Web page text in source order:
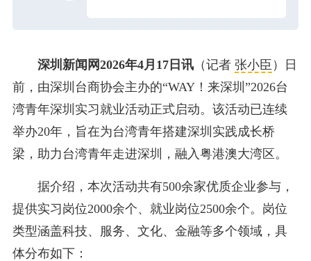
深圳新闻网2026年4月17日讯（记者 张小臣 ）日
前，由深圳台商协会主办的“WAY！来深圳”2026台
湾青年深圳实习就业活动正式启动。该活动已连续
举办20年，旨在为台湾青年搭建深圳实践成长桥
梁，助力台湾青年走进深圳，融入粤港澳大湾区。
据介绍，本次活动共有500余家优质企业参与，
提供实习岗位2000余个、就业岗位2500余个。岗位
类型涵盖科技、服务、文化、金融等多个领域，具
体分布如下：